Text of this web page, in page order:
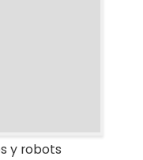
y robots